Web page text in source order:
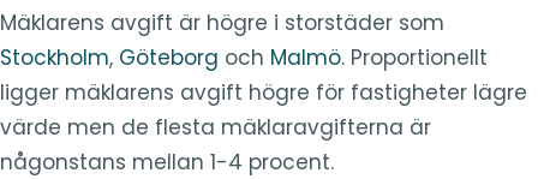
Mäklarens avgift är högre i storstäder som
Stockholm, Göteborg och Malmö. Proportionellt
ligger mäklarens avgift högre för fastigheter lägre
värde men de flesta mäklaravgifterna är
någonstans mellan 1-4 procent.